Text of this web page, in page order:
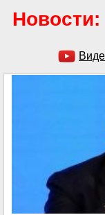
Новости: